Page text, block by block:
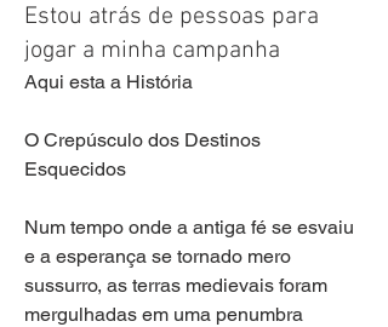
Estou atrás de pessoas para
jogar a minha campanha
Aqui esta a História
O Crepúsculo dos Destinos
Esquecidos
Num tempo onde a antiga fé se esvaiu
e a esperança se tornado mero
sussurro, as terras medievais foram
mergulhadas em uma penumbra